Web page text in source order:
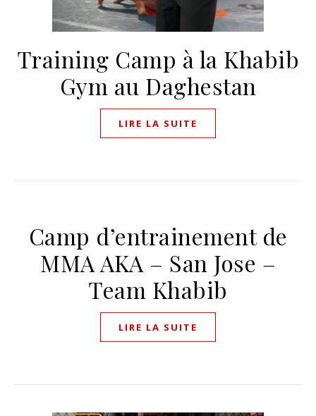
Training Camp à la Khabib
Gym au Daghestan
LIRE LA SUITE
Camp d’entrainement de
MMA AKA – San Jose –
Team Khabib
LIRE LA SUITE